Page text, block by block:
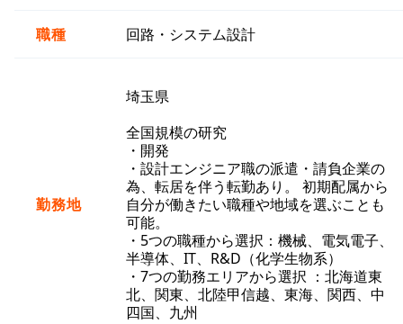
職種 回路・システム設計
勤務地
埼玉県
全国規模の研究
・開発
・設計エンジニア職の派遣・請負企業の
為、転居を伴う転勤あり。 初期配属から
自分が働きたい職種や地域を選ぶことも
可能。
・5つの職種から選択：機械、電気電子、
半導体、IT、R&D（化学生物系）
・7つの勤務エリアから選択 ：北海道東
北、関東、北陸甲信越、東海、関西、中
四国、九州